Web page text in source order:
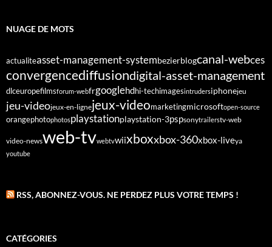
NUAGE DE MOTS
actualiteasset-management-systembezierblogcanal-webces
convergencediffusiondigital-asset-management
dlceuropefilmsforum-webfrgooglehdhi-techimagesintrudersiphonejeu
jeu-videojeux-en-lignejeux-videomarketingmicrosoftopen-source
orangephotophotosplaystationplaystation-3pspsonytrailerstv-web
video-newsweb-tvwebtvwiixboxxbox-360xbox-liveya
youtube
RSS, ABONNEZ-VOUS. NE PERDEZ PLUS VOTRE TEMPS !
CATÉGORIES